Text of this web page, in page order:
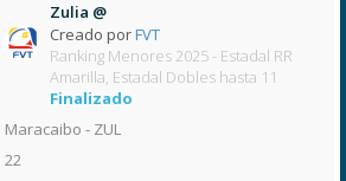
Zulia @
Creado porFVT
Ranking Menores 2025 - Estadal RR
Amarilla, Estadal Dobles hasta 11
Finalizado
Maracaibo - ZUL
22